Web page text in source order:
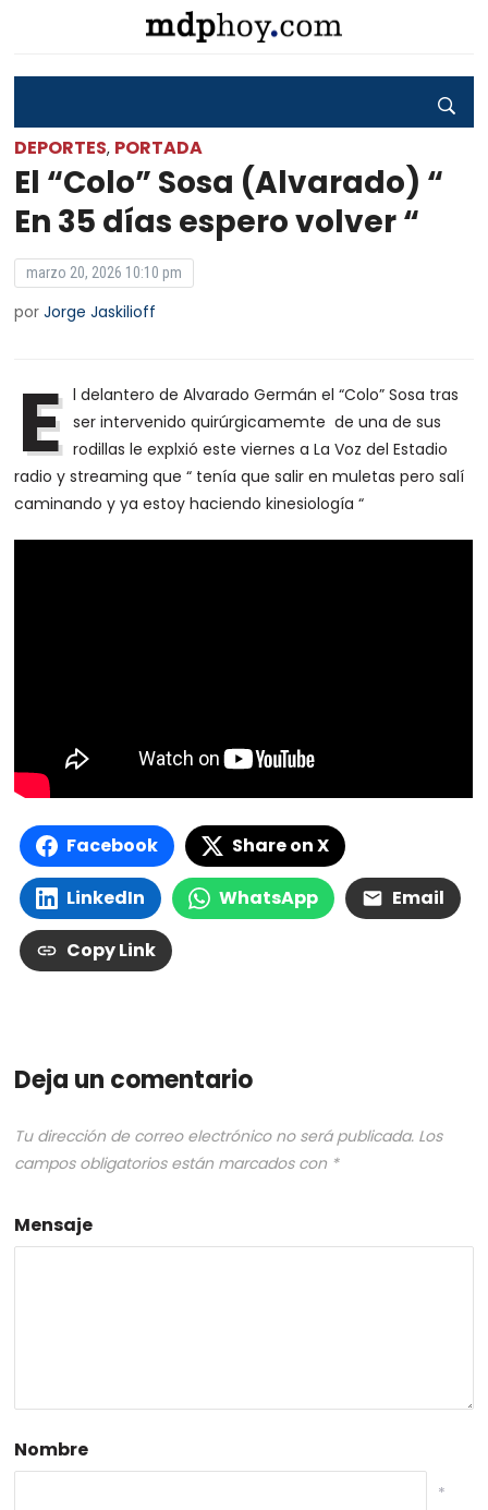
DEPORTES, PORTADA
El “Colo” Sosa (Alvarado) “
En 35 días espero volver “
marzo 20, 2026 10:10 pm
porJorge Jaskilioff
E l delantero de Alvarado Germán el “Colo” Sosa tras
ser intervenido quirúrgicamemte de una de sus
rodillas le explxió este viernes a La Voz del Estadio
radio y streaming que “ tenía que salir en muletas pero salí
caminando y ya estoy haciendo kinesiología “
Facebook Share on X
LinkedIn WhatsApp Email
Copy Link
Deja un comentario
Tu dirección de correo electrónico no será publicada. Los
campos obligatorios están marcados con *
Mensaje
Nombre
*